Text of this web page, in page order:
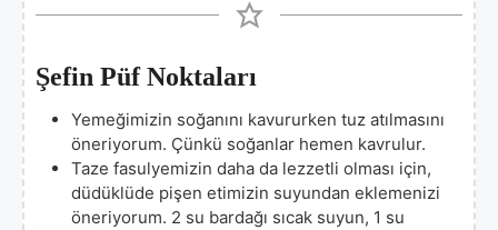
Şefin Püf Noktaları
Yemeğimizin soğanını kavururken tuz atılmasını
öneriyorum. Çünkü soğanlar hemen kavrulur.
Taze fasulyemizin daha da lezzetli olması için,
düdüklüde pişen etimizin suyundan eklemenizi
öneriyorum. 2 su bardağı sıcak suyun, 1 su